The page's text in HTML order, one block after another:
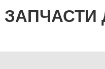
ЗАПЧАСТИ